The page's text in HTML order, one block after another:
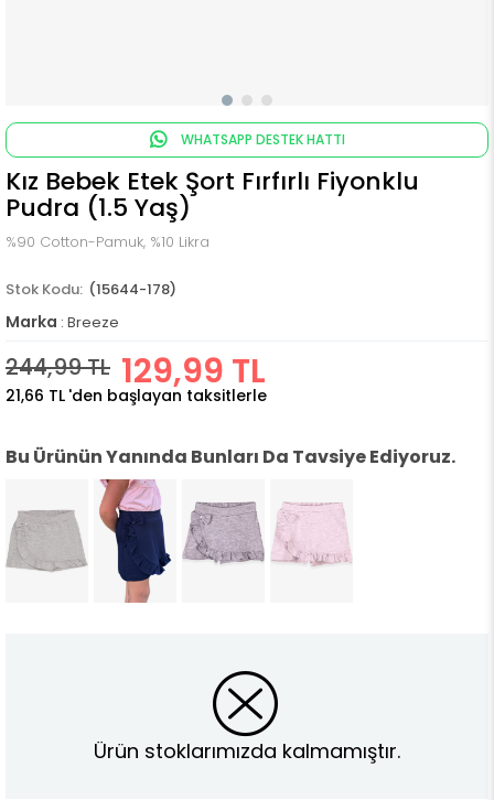
WHATSAPP DESTEK HATTI
Kız Bebek Etek Şort Fırfırlı Fiyonklu
Pudra (1.5 Yaş)
%90 Cotton-Pamuk, %10 Likra
(15644-178)
Marka : Breeze
244,99 TL 129,99 TL
21,66 TL 'den başlayan taksitlerle
Bu Ürünün Yanında Bunları Da Tavsiye Ediyoruz.
Ürün stoklarımızda kalmamıştır.